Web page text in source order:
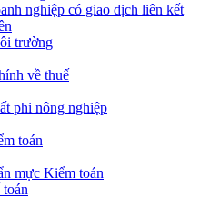
nghiệp có giao dịch liên kết
trường
về thuế
phi nông nghiệp
toán
mực Kiểm toán